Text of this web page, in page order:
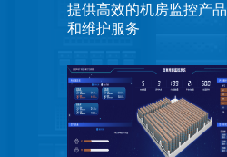
提供高效的机房监控产品
和维护服务